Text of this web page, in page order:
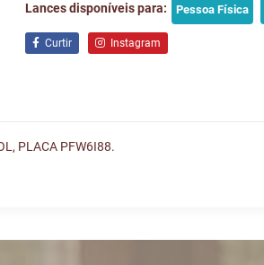
Lances disponíveis para: Pessoa Física
Curtir Instagram
PLACA PFW6I88.
MENSAGEM